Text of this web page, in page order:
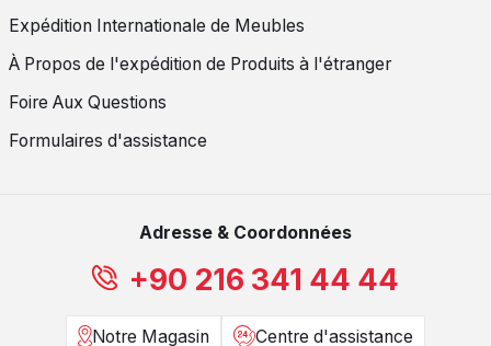
Expédition Internationale de Meubles
À Propos de l'expédition de Produits à l'étranger
Foire Aux Questions
Formulaires d'assistance
Adresse & Coordonnées
+90 216 341 44 44
Notre Magasin Centre d'assistance